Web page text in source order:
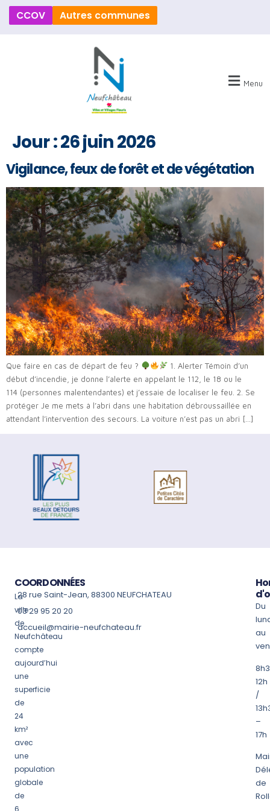
CCOV Neufchâteau
Autres communes
Menu
Jour :26 juin 2026
Vigilance, feux de forêt et de végétation
Que faire en cas de départ de feu ?
1. Alerter Témoin d’un
début d’incendie, je donne l’alerte en appelant le 112, le 18 ou le
114 (personnes malentendantes) et j’essaie de localiser le feu. 2. Se
protéger Je me mets à l’abri dans une habitation débroussaillée en
attendant l’intervention des secours. La voiture n’est pas un abri […]
La
ville
de
Neufchâteau
compte
aujourd’hui
une
superficie
de
24
km²
avec
une
population
globale
de
COORDONNÉES
28 rue Saint-Jean, 88300 NEUFCHATEAU
03 29 95 20 20
accueil@mairie-neufchateau.fr
Du
au
12h
/
–
17h
de